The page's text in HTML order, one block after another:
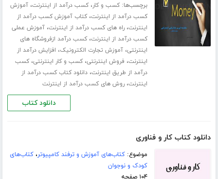
برچسب‌ها:کسب و کار،کسب درآمد از اینترنت،آموزش
کسب درآمد از اینترنت،کتاب آموزش کسب درآمد از
اینترنت،راه های کسب درآمد از اینترنت،آموزش عملی
کسب درآمد از اینترنت،کسب درآمد ازفروشگاه های
اینترنتی،آموزش تجارت الکترونیک، افزایش درآمد از
اینترنت، فروش اینترنتی،کسب و کار اینترنتی،کسب
درآمد از طریق اینترنت،دانلود کتاب کسب درآمد از
اینترنت،روش های کسب درآمد از اینترنت
دانلود کتاب
دانلود کتاب کار و فناوری
موضوع:کتاب‌های آموزش و ترفند کامپیوتر،کتاب‌های
کودک و نوجوان
۱۰۴ صفحه